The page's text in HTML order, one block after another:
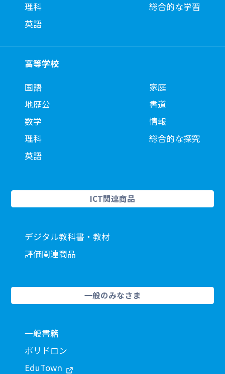
理科
英語
総合的な学習
高等学校
国語
地歴公
数学
理科
英語
家庭
書道
情報
総合的な探究
ICT関連商品
デジタル教科書・教材
評価関連商品
一般のみなさま
一般書籍
ポリドロン
EduTown